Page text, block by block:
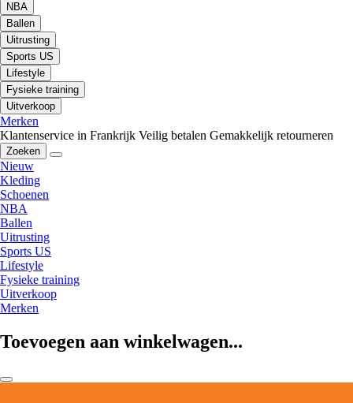
NBA
Ballen
Uitrusting
Sports US
Lifestyle
Fysieke training
Uitverkoop
Merken
Klantenservice in Frankrijk Veilig betalen Gemakkelijk retourneren
Zoeken
Nieuw
Kleding
Schoenen
NBA
Ballen
Uitrusting
Sports US
Lifestyle
Fysieke training
Uitverkoop
Merken
Toevoegen aan winkelwagen...